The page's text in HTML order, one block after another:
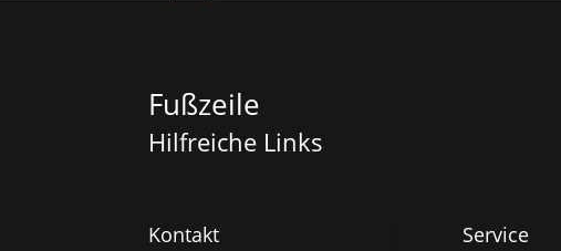
Fußzeile
Hilfreiche Links
Kontakt Service